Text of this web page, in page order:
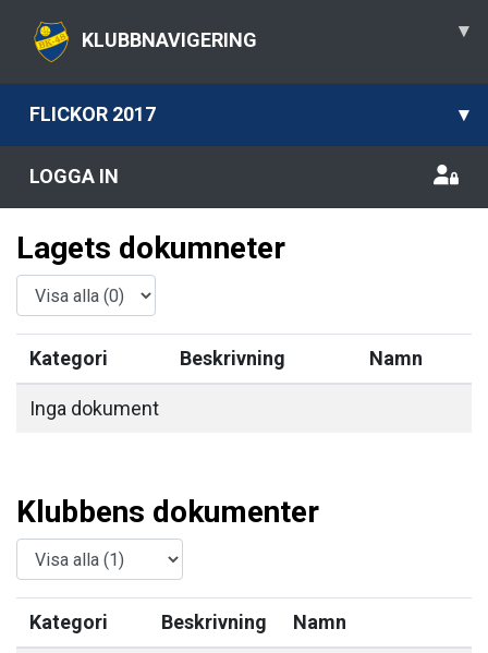
KLUBBNAVIGERING ▾
FLICKOR 2017 ▾
LOGGA IN
Lagets dokumneter
Kategori Beskrivning Namn
Inga dokument
Klubbens dokumenter
Kategori Beskrivning Namn